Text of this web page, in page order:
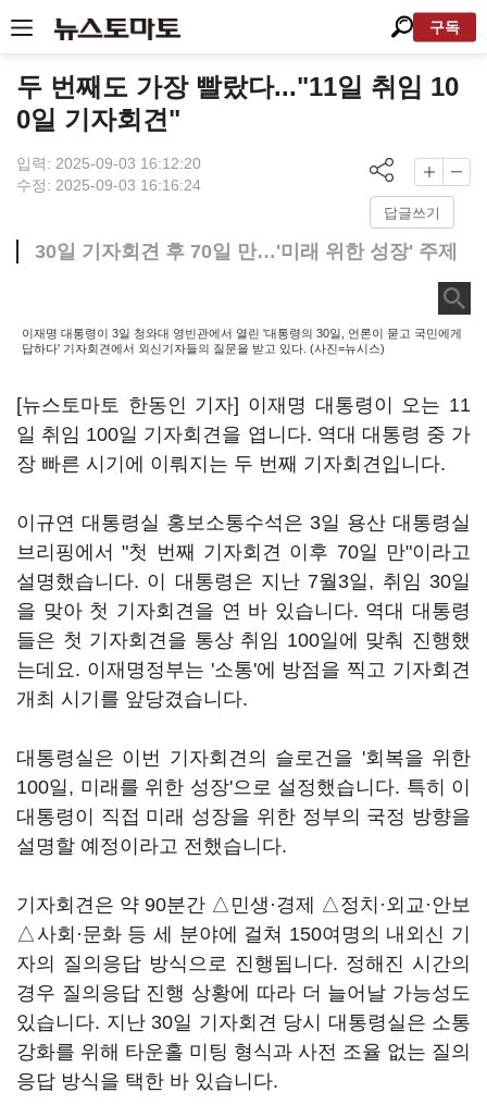
구독
두 번째도 가장 빨랐다..."11일 취임 10
0일 기자회견"
입력: 2025-09-03 16:12:20
수정: 2025-09-03 16:16:24
답글쓰기
30일 기자회견 후 70일 만…'미래 위한 성장' 주제
이재명 대통령이 3일 청와대 영빈관에서 열린 '대통령의 30일, 언론이 묻고 국민에게
답하다' 기자회견에서 외신기자들의 질문을 받고 있다. (사진=뉴시스)
[뉴스토마토 한동인 기자] 이재명 대통령이 오는 11
일 취임 100일 기자회견을 엽니다. 역대 대통령 중 가
장 빠른 시기에 이뤄지는 두 번째 기자회견입니다.
이규연 대통령실 홍보소통수석은 3일 용산 대통령실
브리핑에서 "첫 번째 기자회견 이후 70일 만"이라고
설명했습니다. 이 대통령은 지난 7월3일, 취임 30일
을 맞아 첫 기자회견을 연 바 있습니다. 역대 대통령
들은 첫 기자회견을 통상 취임 100일에 맞춰 진행했
는데요. 이재명정부는 '소통'에 방점을 찍고 기자회견
개최 시기를 앞당겼습니다.
대통령실은 이번 기자회견의 슬로건을 '회복을 위한
100일, 미래를 위한 성장'으로 설정했습니다. 특히 이
대통령이 직접 미래 성장을 위한 정부의 국정 방향을
설명할 예정이라고 전했습니다.
기자회견은 약 90분간 △민생·경제 △정치·외교·안보
△사회·문화 등 세 분야에 걸쳐 150여명의 내외신 기
자의 질의응답 방식으로 진행됩니다. 정해진 시간의
경우 질의응답 진행 상황에 따라 더 늘어날 가능성도
있습니다. 지난 30일 기자회견 당시 대통령실은 소통
강화를 위해 타운홀 미팅 형식과 사전 조율 없는 질의
응답 방식을 택한 바 있습니다.